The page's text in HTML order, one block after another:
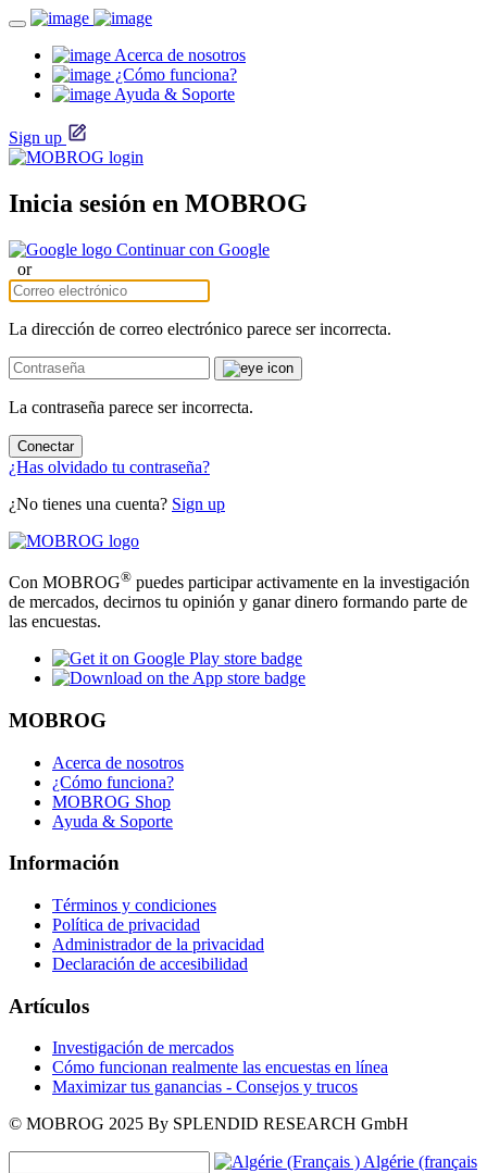
Acerca de nosotros
¿Cómo funciona?
Ayuda & Soporte
Sign up
Inicia sesión en MOBROG
Continuar con Google
or
La dirección de correo electrónico parece ser incorrecta.
La contraseña parece ser incorrecta.
Conectar
¿Has olvidado tu contraseña?
¿No tienes una cuenta? Sign up
Con MOBROG® puedes participar activamente en la investigación
de mercados, decirnos tu opinión y ganar dinero formando parte de
las encuestas.
MOBROG
Acerca de nosotros
¿Cómo funciona?
MOBROG Shop
Ayuda & Soporte
Información
Términos y condiciones
Política de privacidad
Administrador de la privacidad
Declaración de accesibilidad
Artículos
Investigación de mercados
Cómo funcionan realmente las encuestas en línea
Maximizar tus ganancias - Consejos y trucos
© MOBROG 2025 By SPLENDID RESEARCH GmbH
Algérie (français